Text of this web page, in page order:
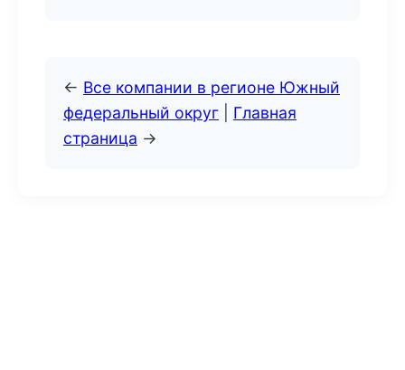
← Все компании в регионе Южный
федеральный округ
Главная
страница →